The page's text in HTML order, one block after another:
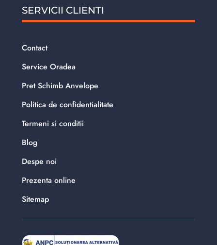
SERVICII CLIENTI
Contact
Service Oradea
Pret Schimb Anvelope
Politica de confidentialitate
Termeni si conditii
Blog
Despe noi
Prezenta online
Sitemap